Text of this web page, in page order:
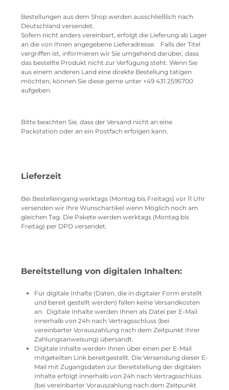
Bestellungen aus dem Shop werden ausschließlich nach
Deutschland versendet.
Sofern nicht anders vereinbart, erfolgt die Lieferung ab Lager
an die von Ihnen angegebene Lieferadresse. Falls der Titel
vergriffen ist, informieren wir Sie umgehend darüber, dass
das bestellte Produkt nicht zur Verfügung steht. Wenn Sie
aus einem anderen Land eine direkte Bestellung tätigen
möchten, können Sie diese gerne unter +49 431 2595700
aufgeben.
Bitte beachten Sie, dass der Versand nicht an eine
Packstation oder an ein Postfach erfolgen kann.
Lieferzeit
Bei Bestelleingang werktags (Montag bis Freitags) vor 11 Uhr
versenden wir Ihre Wunschartikel wenn Möglich noch am
gleichen Tag. Die Pakete werden werktags (Montag bis
Freitag) per DPD versendet.
Bereitstellung von digitalen Inhalten:
Für digitale Inhalte (Daten, die in digitaler Form erstellt
und bereit gestellt werden) fallen keine Versandkosten
an. Digitale Inhalte werden Ihnen als Datei per E-Mail
innerhalb von 24h nach Vertragsschluss (bei
vereinbarter Vorauszahlung nach dem Zeitpunkt Ihrer
Zahlungsanweisung) übersandt.
Digitale Inhalte werden Ihnen über einen per E-Mail
mitgeteilten Link bereitgestellt. Die Versendung dieser E-
Mail mit Zugangsdaten zur Bereitstellung der digitalen
Inhalte erfolgt innerhalb von 24h nach Vertragsschluss
(bei vereinbarter Vorauszahlung nach dem Zeitpunkt